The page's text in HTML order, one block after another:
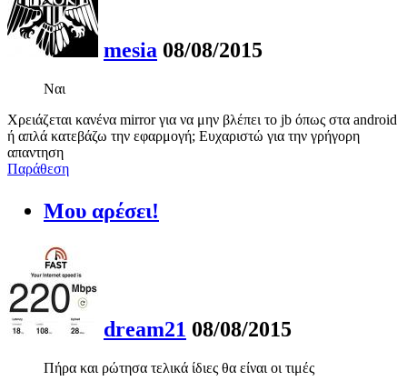
mesia 08/08/2015
Ναι
Χρειάζεται κανένα mirror για να μην βλέπει το jb όπως στα android
ή απλά κατεβάζω την εφαρμογή; Ευχαριστώ για την γρήγορη
απαντηση
Παράθεση
Μου αρέσει!
dream21 08/08/2015
Πήρα και ρώτησα τελικά ίδιες θα είναι οι τιμές